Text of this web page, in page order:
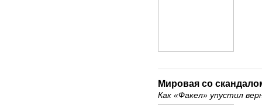
Мировая со
Как «Факел» упустил